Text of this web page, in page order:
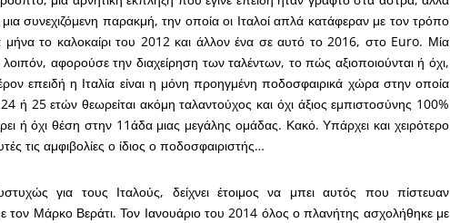
συνεχιζόμενη παρακμή, την οποία οι Ιταλοί απλά κατάφεραν με τον τρόπο
μήνα το καλοκαίρι του 2012 και άλλον ένα σε αυτό το 2016, στο Euro. Μία
αφορούσε την διαχείρηση των ταλέντων, το πώς αξιοποιούνται ή όχι,
επειδή η Ιταλία είναι η μόνη προηγμένη ποδοσφαιρικά χώρα στην οποία
ή 25 ετών θεωρείται ακόμη ταλαντούχος και όχι άξιος εμπιστοσύνης 100%
ή όχι θέση στην 11άδα μιας μεγάλης ομάδας. Κακό. Υπάρχει και χειρότερο
τις αμφιβολίες ο ίδιος ο ποδοσφαιριστής…
για τους Ιταλούς, δείχνει έτοιμος να μπει αυτός που πίστευαν
τον Μάρκο Βεράτι. Τον Ιανουάριο του 2014 όλος ο πλανήτης ασχολήθηκε με